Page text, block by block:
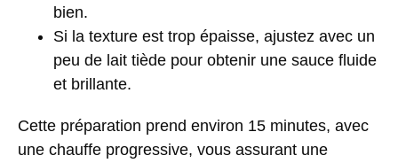
bien.
Si la texture est trop épaisse, ajustez avec un
peu de lait tiède pour obtenir une sauce fluide
et brillante.
Cette préparation prend environ 15 minutes, avec
une chauffe progressive, vous assurant une